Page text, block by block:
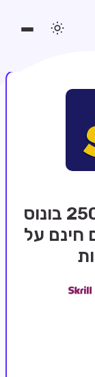
חבילת קבלת פנים: עד 250% בונוס
ספינים חינם על